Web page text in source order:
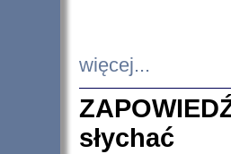
więcej...
słychać